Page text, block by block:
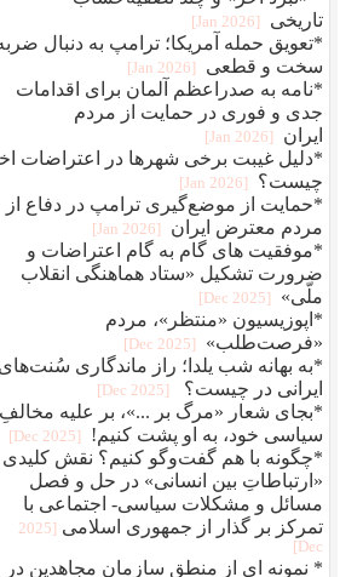
تاریخی
[2026 Jan]
*تعویق حمله آمریکا؛ ترامپ به دنبال
سخت و قطعی
[2026 Jan]
*نامه به صدراعظم آلمان برای اقدامات
جدی و فوری در حمایت از مردم
ایران
[2026 Jan]
*دلیل غیبت برخی شهرها در اعتراضات
چیست؟
[2026 Jan]
*حمایت از موضع‌گیری ترامپ در دفاع از
مردم معترض ایران
[2026 Jan]
*موفقیت های گام به گام اعتراضات و
ضرورت تشکیل «ستاد هماهنگی انقلاب
ملّی»
[2025 Dec]
*اپوزیسیون «منتظر»، مردم
«فرصت‌طلب»
[2025 Dec]
*به بهانه شب یلدا؛ راز ماندگاری
ایرانی در چیست؟
[2025 Dec]
*بجای شعار «مرگ بر ...»، بر علیه مخالفِ
سیاسی خود، به او پشت کنیم!
[2025 Dec]
*چگونه با هم گفت‌وگو کنیم؟ نقش کلیدی
«ارتباطاتِ بین انسانی» در حل و فصل
مسائل و مشکلات سیاسی- اجتماعی با
تمرکز بر گذار از جمهوری اسلامی
[2025
Dec]
* نمونه ای از منطق سازمان مجاهدین در